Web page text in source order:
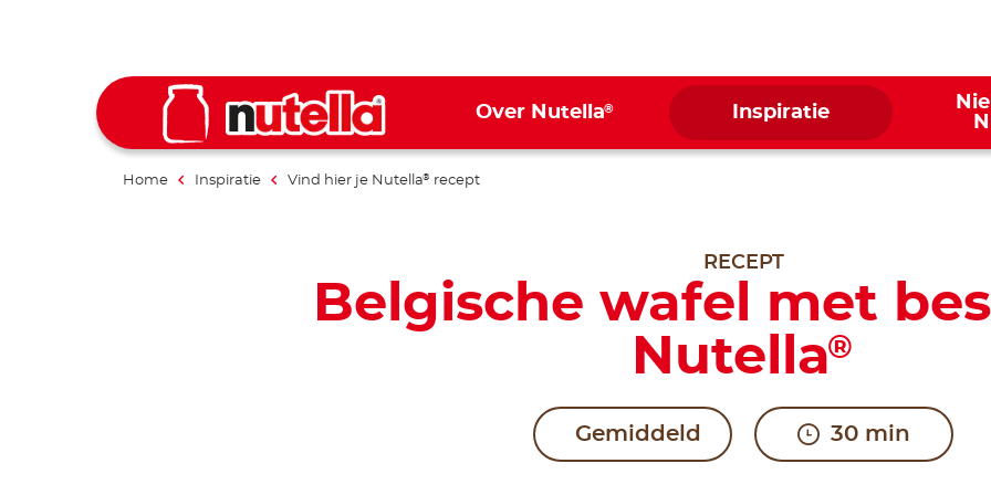
Over Nutella® Inspiratie
Home Inspiratie Vind hier je Nutella® recept
RECEPT
Belgische wafel met
Nutella®
Gemiddeld 30 min